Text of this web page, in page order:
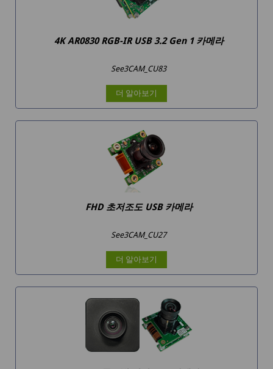
4K AR0830 RGB-IR USB 3.2 Gen 1 카메라
See3CAM_CU83
더 알아보기
FHD 초저조도 USB 카메라
See3CAM_CU27
더 알아보기